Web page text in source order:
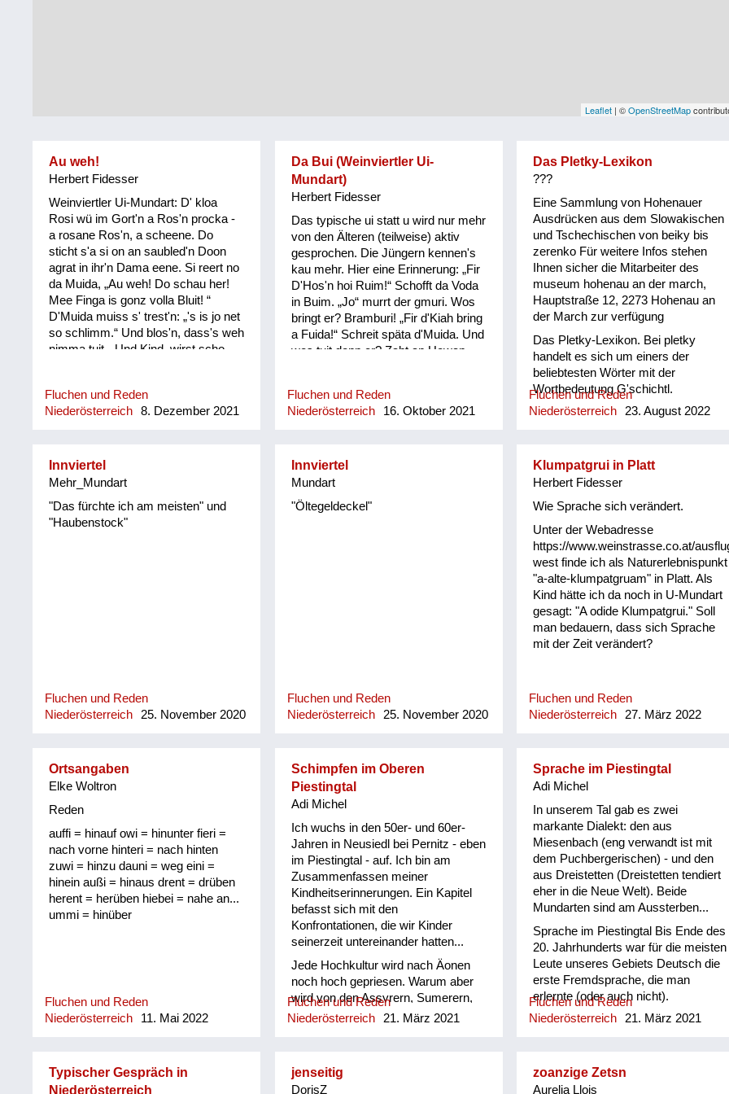
Leaflet | ©OpenStreetMap
Au weh!
Herbert Fidesser
Weinviertler Ui-Mundart: D' kloa
Rosi wü im Gort'n a Ros'n procka -
a rosane Ros'n, a scheene. Do
sticht s'a si on an saubled'n Doon
agrat in ihr'n Dama eene. Si reert no
da Muida, „Au weh! Do schau her!
Mee Finga is gonz volla Bluit! “
D'Muida muiss s' trest'n: „'s is jo net
so schlimm.“ Und blos'n, dass's weh
nimma tuit. „Und Kind, wirst scho
Rosi erscht recht o ins Plaz'n: "Und
wonn… und wonn… und wonn…
Fluchen und Reden
Niederösterreich
8. Dezember 2021
Da Bui (Weinviertler Ui-
Mundart)
Herbert Fidesser
Das typische ui statt u wird nur mehr
von den Älteren (teilweise) aktiv
gesprochen. Die Jüngern kennen's
kau mehr. Hier eine Erinnerung: „Fir
D'Hos'n hoi Ruim!“ Schofft da Voda
in Buim. „Jo“ murrt der gmuri. Wos
bringt er? Bramburi! „Fir d'Kiah bring
a Fuida!“ Schreit späta d'Muida. Und
wos tuit donn er? Zaht an Howan
Bui? Setzt si zum Ochs'n dazui!
Eeteut da Hias'l seen Bruida: „Fadln
Fluchen und Reden
Niederösterreich
16. Oktober 2021
Das Pletky-Lexikon
???
Eine Sammlung von Hohenauer
Ausdrücken aus dem Slowakischen
und Tschechischen von beiky bis
zerenko Für weitere Infos stehen
Ihnen sicher die Mitarbeiter des
museum hohenau an der march,
Hauptstraße 12, 2273 Hohenau an
der March zur verfügung
Das Pletky-Lexikon. Bei pletky
handelt es sich um einers der
beliebtesten Wörter mit der
Wortbedeutung G'schichtl.
Fluchen und Reden
Niederösterreich
23. August 2022
Innviertel
Mehr_Mundart
"Das fürchte ich am meisten" und
"Haubenstock"
Fluchen und Reden
Niederösterreich
25. November 2020
Innviertel
Mundart
"Öltegeldeckel"
Fluchen und Reden
Niederösterreich
25. November 2020
Klumpatgrui in Platt
Herbert Fidesser
Wie Sprache sich verändert.
Unter der Webadresse
https://www.weinstrasse.co.at/
west finde ich als Naturerlebnispunkt
"a-alte-klumpatgruam" in Platt. Als
Kind hätte ich da noch in U-Mundart
gesagt: "A odide Klumpatgrui." Soll
man bedauern, dass sich Sprache
mit der Zeit verändert?
Fluchen und Reden
Niederösterreich
27. März 2022
Ortsangaben
Elke Woltron
Reden
auffi = hinauf owi = hinunter fieri =
nach vorne hinteri = nach hinten
zuwi = hinzu dauni = weg eini =
hinein außi = hinaus drent = drüben
herent = herüben hiebei = nahe an...
ummi = hinüber
Fluchen und Reden
Niederösterreich
11. Mai 2022
Schimpfen im Oberen
Piestingtal
Adi Michel
Ich wuchs in den 50er- und 60er-
Jahren in Neusiedl bei Pernitz - eben
im Piestingtal - auf. Ich bin am
Zusammenfassen meiner
Kindheitserinnerungen. Ein Kapitel
befasst sich mit den
Konfrontationen, die wir Kinder
seinerzeit untereinander hatten...
Jede Hochkultur wird nach Äonen
noch hoch gepriesen. Warum aber
wird von den Assyrern, Sumerern,
Babyloniern, Ägyptern, Griechen,
„ang´fressen“ waren? Schimpfen im
Fluchen und Reden
Niederösterreich
21. März 2021
Sprache im Piestingtal
Adi Michel
In unserem Tal gab es zwei
markante Dialekt: den aus
Miesenbach (eng verwandt ist mit
dem Puchbergerischen) - und den
aus Dreistetten (Dreistetten tendiert
eher in die Neue Welt). Beide
Mundarten sind am Aussterben...
Sprache im Piestingtal Bis Ende des
20. Jahrhunderts war für die meisten
Leute unseres Gebiets Deutsch die
erste Fremdsprache, die man
erlernte (oder auch nicht).
Dementsprechend lustig und
wirkte, erkannte ich
Fluchen und Reden
Niederösterreich
21. März 2021
Typischer Gespräch in
Niederösterreich
jenseitig
DorisZ
zoanzige Zetsn
Aurelia Llois